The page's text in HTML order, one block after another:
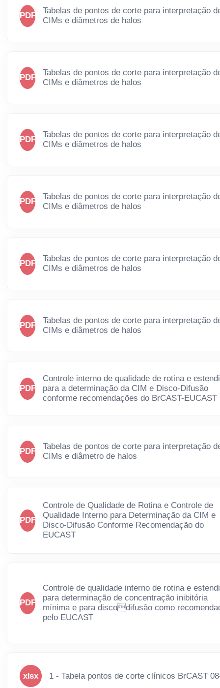
PDF
Tabelas de pontos de corte para interpretação
CIMs e diâmetros de halos
PDF
Tabelas de pontos de corte para interpretação
CIMs e diâmetros de halos
PDF
Tabelas de pontos de corte para interpretação
CIMs e diâmetros de halos
PDF
Tabelas de pontos de corte para interpretação
CIMs e diâmetros de halos
PDF
Tabelas de pontos de corte para interpretação
CIMs e diâmetros de halos
PDF
Tabelas de pontos de corte para interpretação
CIMs e diâmetros de halos
PDF
Controle interno de qualidade de rotina e
para a determinação da CIM e Disco-Difusão
conforme recomendações do BrCAST-EUCAST
PDF
Tabelas de pontos de corte para interpretação
CIMs e diâmetro de halos
PDF
Controle de Qualidade de Rotina e Controle de
Qualidade Interno para Determinação da CIM e
Disco-Difusão Conforme Recomendação do
EUCAST
PDF
Controle de qualidade interno de rotina e
para determinação de concentração inibitória
mínima e para discodifusão como
pelo EUCAST
xlsx 1 - Tabela pontos de corte clínicos BrCAST